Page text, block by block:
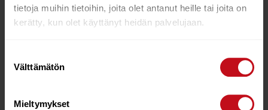
tietoja muihin tietoihin, joita olet antanut heille tai joita on
kerätty, kun olet käyttänyt heidän palvelujaan.
valinta
Välttämätön
Mieltymykset
Tutustu myös